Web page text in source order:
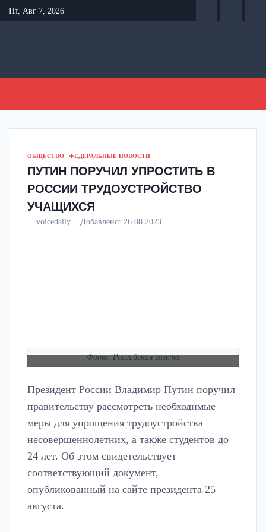
Перейти
к
Пт, Авг 7, 2026
ОБЩЕСТВО ФЕДЕРАЛЬНЫЕ НОВОСТИ
ПУТИН ПОРУЧИЛ УПРОСТИТЬ В
РОССИИ ТРУДОУСТРОЙСТВО
УЧАЩИХСЯ
voicedaily Добавлено: 26.08.2023
Фото: Российская газета
Президент России Владимир Путин поручил
правительству рассмотреть необходимые
меры для упрощения трудоустройства
несовершеннолетних, а также студентов до
24 лет. Об этом свидетельствует
соответствующий документ,
опубликованный на сайте президента 25
августа.